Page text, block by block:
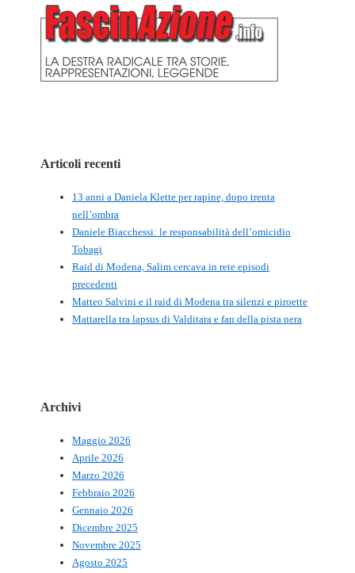
Articoli recenti
13 anni a Daniela Klette per rapine, dopo trenta
nell’ombra
Daniele Biacchessi: le responsabilità dell’omicidio
Tobagi
Raid di Modena, Salim cercava in rete episodi
precedenti
Matteo Salvini e il raid di Modena tra silenzi e piroette
Mattarella tra lapsus di Valditara e fan della pista nera
Archivi
Maggio 2026
Aprile 2026
Marzo 2026
Febbraio 2026
Gennaio 2026
Dicembre 2025
Novembre 2025
Agosto 2025